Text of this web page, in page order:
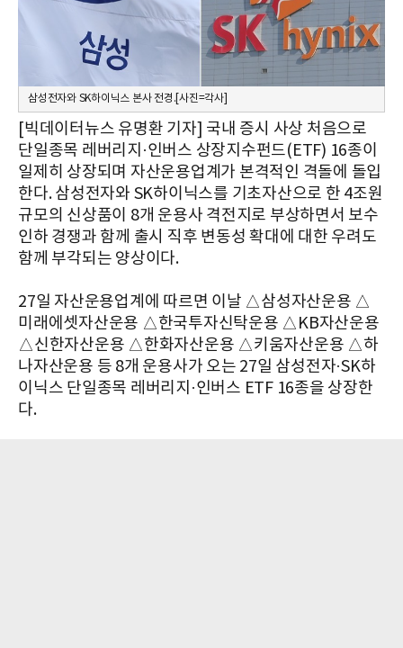
삼성전자와 SK하이닉스 본사 전경.[사진=각사]
[빅데이터뉴스 유명환 기자] 국내 증시 사상 처음으로
단일종목 레버리지·인버스 상장지수펀드(ETF) 16종이
일제히 상장되며 자산운용업계가 본격적인 격돌에 돌입
한다. 삼성전자와 SK하이닉스를 기초자산으로 한 4조원
규모의 신상품이 8개 운용사 격전지로 부상하면서 보수
인하 경쟁과 함께 출시 직후 변동성 확대에 대한 우려도
함께 부각되는 양상이다.
27일 자산운용업계에 따르면 이날 △삼성자산운용 △
미래에셋자산운용 △한국투자신탁운용 △KB자산운용
△신한자산운용 △한화자산운용 △키움자산운용 △하
나자산운용 등 8개 운용사가 오는 27일 삼성전자·SK하
이닉스 단일종목 레버리지·인버스 ETF 16종을 상장한
다.